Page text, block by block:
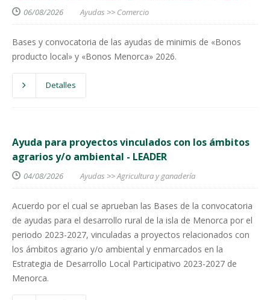
06/08/2026 Ayudas >> Comercio
Bases y convocatoria de las ayudas de minimis de «Bonos
producto local» y «Bonos Menorca» 2026.
Detalles
Ayuda para proyectos vinculados con los ámbitos
agrarios y/o ambiental - LEADER
04/08/2026 Ayudas >>Agricultura y ganadería
Acuerdo por el cual se aprueban las Bases de la convocatoria
de ayudas para el desarrollo rural de la isla de Menorca por el
periodo 2023-2027, vinculadas a proyectos relacionados con
los ámbitos agrario y/o ambiental y enmarcados en la
Estrategia de Desarrollo Local Participativo 2023-2027 de
Menorca.